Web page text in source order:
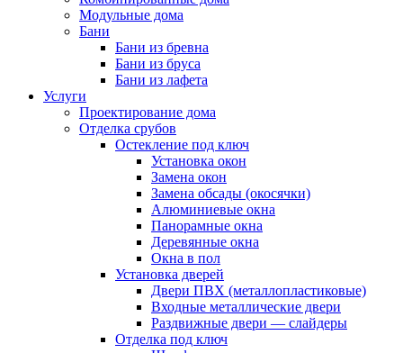
Модульные дома
Бани
Бани из бревна
Бани из бруса
Бани из лафета
Услуги
Проектирование дома
Отделка срубов
Остекление под ключ
Установка окон
Замена окон
Замена обсады (окосячки)
Алюминиевые окна
Панорамные окна
Деревянные окна
Окна в пол
Установка дверей
Двери ПВХ (металлопластиковые)
Входные металлические двери
Раздвижные двери — слайдеры
Отделка под ключ